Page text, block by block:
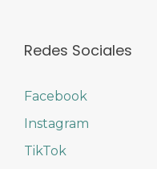
Redes Sociales
Facebook
Instagram
TikTok